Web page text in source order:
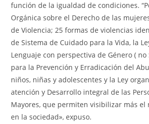
función de la igualdad de condiciones.
Orgánica sobre el Derecho de las
de Violencia; 25 formas de violencias
de Sistema de Cuidado para la Vida, la
Lenguaje con perspectiva de Género ( no
para la Prevención y Erradicación del
niños, niñas y adolescentes y la Ley
atención y Desarrollo integral de las
Mayores, que permiten visibilizar más el
en la sociedad», expuso.